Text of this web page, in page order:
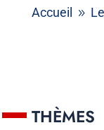
Accueil 9
THÈMES